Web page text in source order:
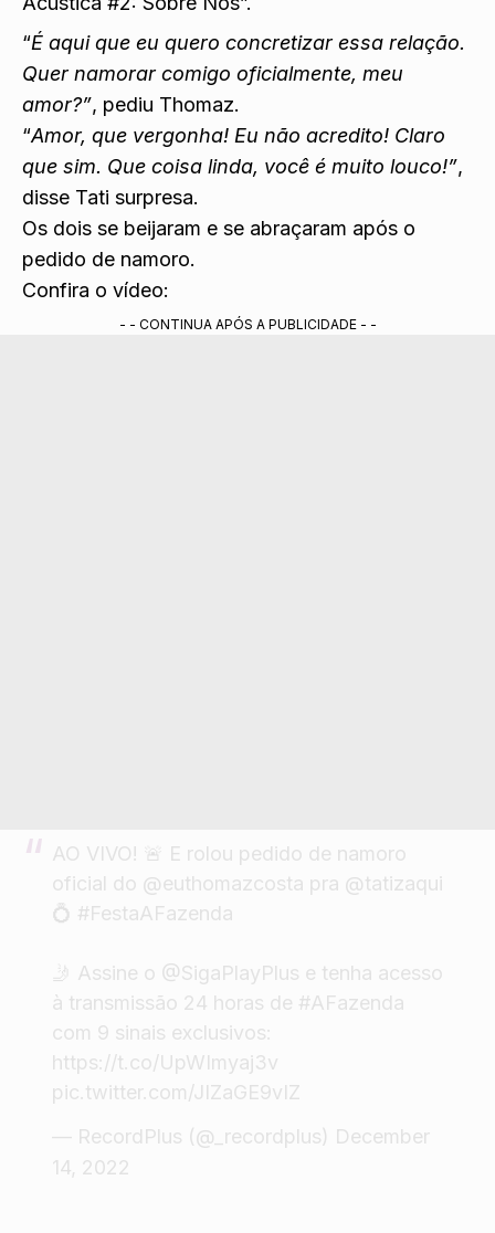
“É aqui que eu quero concretizar essa relação.
Quer namorar comigo oficialmente, meu
amor?”, pediu Thomaz.
“Amor, que vergonha! Eu não acredito! Claro
que sim. Que coisa linda, você é muito louco!”,
disse Tati surpresa.
Os dois se beijaram e se abraçaram após o
pedido de namoro.
Confira o vídeo:
- - CONTINUA APÓS A PUBLICIDADE - -
AO VIVO! 🚨 E rolou pedido de namoro
oficial do @euthomazcosta pra @tatizaqui
💍 #FestaAFazenda
🤳 Assine o @SigaPlayPlus e tenha acesso
à transmissão 24 horas de #AFazenda
com 9 sinais exclusivos:
https://t.co/UpWImyaj3v
pic.twitter.com/JIZaGE9vIZ
— RecordPlus (@_recordplus) December
14, 2022